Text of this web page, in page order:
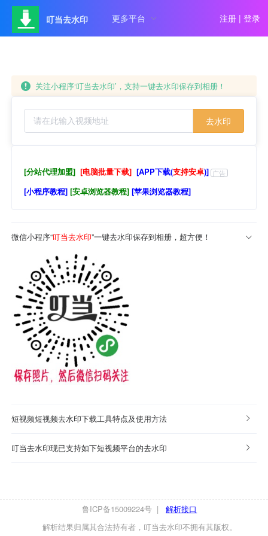
叮当去水印 更多平台 注册 | 登录
关注小程序‘叮当去水印’，支持一键去水印保存到相册！
去水印
[分站代理加盟] [电脑批量下载] [APP下载(支持安卓)] 广告
[小程序教程] [安卓浏览器教程] [苹果浏览器教程]
微信小程序“叮当去水印”一键去水印保存到相册，超方便！
短视频短视频去水印下载工具特点及使用方法
叮当去水印现已支持如下短视频平台的去水印
鲁ICP备15009224号 |解析接口
解析结果归属其合法持有者，叮当去水印不拥有其版权。